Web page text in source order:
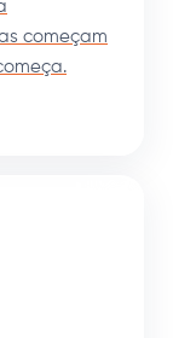
começam